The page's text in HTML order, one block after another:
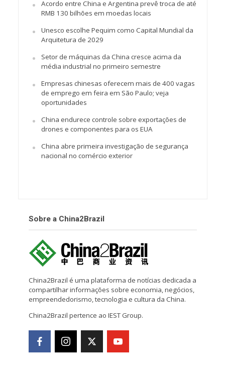
Acordo entre China e Argentina prevê troca de até
RMB 130 bilhões em moedas locais
Unesco escolhe Pequim como Capital Mundial da
Arquitetura de 2029
Setor de máquinas da China cresce acima da
média industrial no primeiro semestre
Empresas chinesas oferecem mais de 400 vagas
de emprego em feira em São Paulo; veja
oportunidades
China endurece controle sobre exportações de
drones e componentes para os EUA
China abre primeira investigação de segurança
nacional no comércio exterior
Sobre a China2Brazil
China2Brazil é uma plataforma de notícias dedicada a
compartilhar informações sobre economia, negócios,
empreendedorismo, tecnologia e cultura da China.
China2Brazil pertence ao IEST Group.